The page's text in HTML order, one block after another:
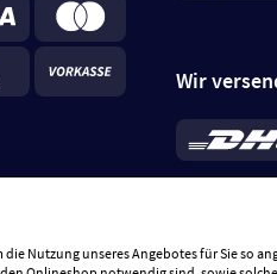
Wir
*Standard
je
Nutzung unseres Angebotes für Sie so